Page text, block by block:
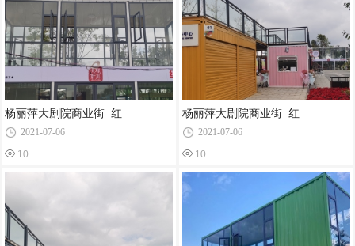
杨丽萍大剧院商业街_红
2021-07-06
10
杨丽萍大剧院商业街_红
2021-07-06
10